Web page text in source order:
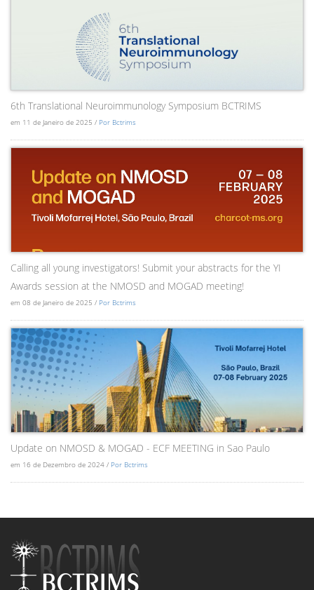
6th Translational Neuroimmunology Symposium BCTRIMS
em 11 de Janeiro de 2025 / Por Bctrims
Calling all young investigators! Submit your abstracts for the YI
Awards session at the NMOSD and MOGAD meeting!
em 08 de Janeiro de 2025 / Por Bctrims
Update on NMOSD & MOGAD - ECF MEETING in Sao Paulo
em 16 de Dezembro de 2024 / Por Bctrims